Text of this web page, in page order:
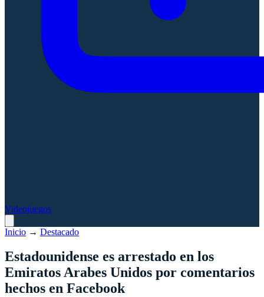
Videojuegos
Inicio → Destacado
Estadounidense es arrestado en los
Emiratos Arabes Unidos por comentarios
hechos en Facebook